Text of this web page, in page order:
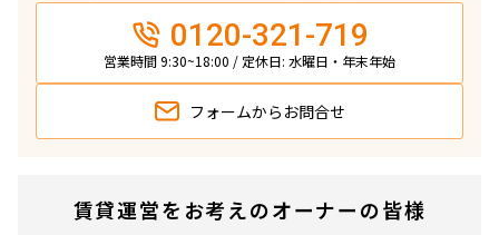
0120-321-719
営業時間 9:30~18:00 / 定休日: 水曜日・年末年始
フォームから お問合せ
賃貸運営をお考えのオーナーの皆様